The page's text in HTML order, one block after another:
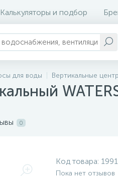
Калькуляторы и подбор
для воды Вертикальные
0
Код товара:
Пока нет отзывов